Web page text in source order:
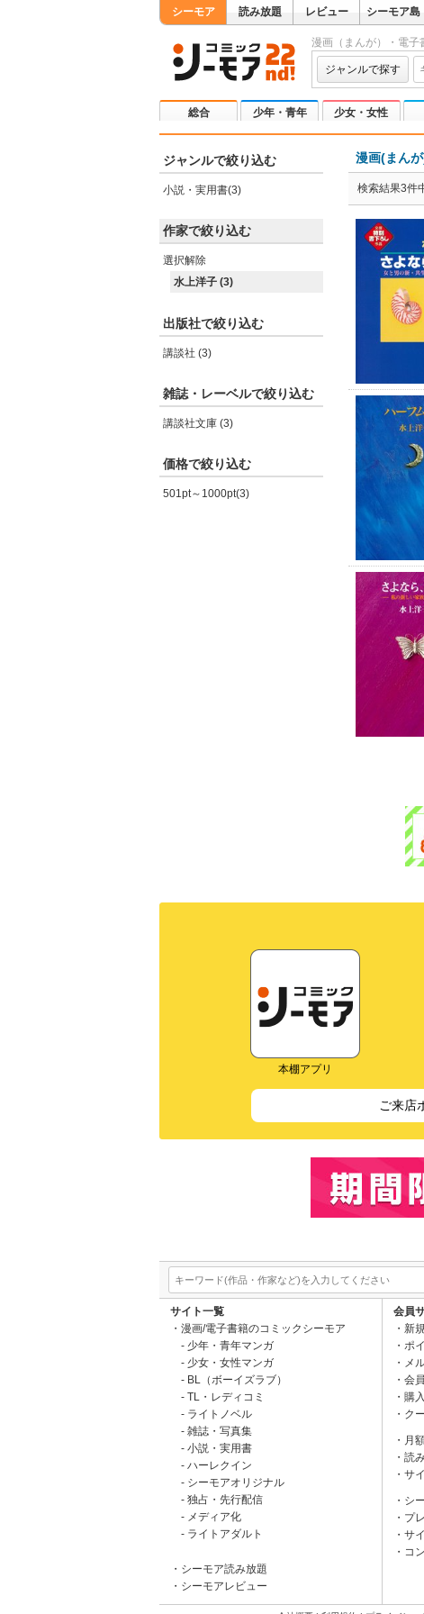
シーモア 読み放題 レビュー シーモア島
漫画（まんが）・電子
ジャンルで探す
総合 少年・青年 少女・女性
ジャンルで絞り込む
小説・実用書(3)
作家で絞り込む
選択解除
水上洋子 (3)
出版社で絞り込む
講談社 (3)
雑誌・レーベルで絞り込む
講談社文庫 (3)
価格で絞り込む
501pt～1000pt(3)
漫画(まん
検索結果3件
本棚アプリ
ご来店
サイト一覧
漫画/電子書籍のコミックシーモア
少年・青年マンガ
少女・女性マンガ
BL（ボーイズラブ）
TL・レディコミ
ライトノベル
雑誌・写真集
小説・実用書
ハーレクイン
シーモアオリジナル
独占・先行配信
メディア化
ライトアダルト
シーモア読み放題
シーモアレビュー
会員
新
ポ
メ
会
購
ク
月
読
サ
シ
プ
サ
コ